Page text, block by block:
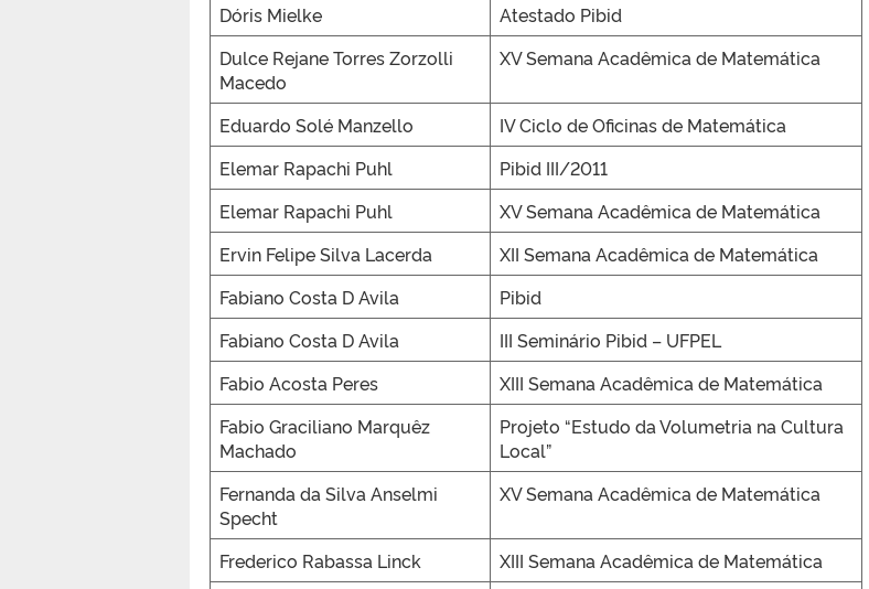
Dóris Mielke
Atestado Pibid
Dulce Rejane Torres Zorzolli
Macedo
XV Semana Acadêmica de Matemática
Eduardo Solé Manzello
IV Ciclo de Oficinas de Matemática
Elemar Rapachi Puhl
Pibid III/2011
Elemar Rapachi Puhl
XV Semana Acadêmica de Matemática
Ervin Felipe Silva Lacerda
XII Semana Acadêmica de Matemática
Fabiano Costa D Avila
Pibid
Fabiano Costa D Avila
III Seminário Pibid – UFPEL
Fabio Acosta Peres
XIII Semana Acadêmica de Matemática
Fabio Graciliano Marquêz
Machado
Projeto “Estudo da Volumetria na Cultura
Local”
Fernanda da Silva Anselmi
Specht
XV Semana Acadêmica de Matemática
Frederico Rabassa Linck
XIII Semana Acadêmica de Matemática